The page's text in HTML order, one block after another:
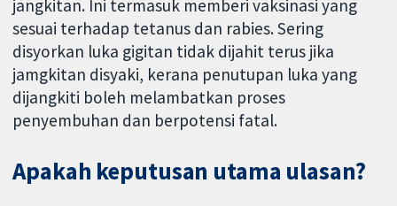
jangkitan. Ini termasuk memberi vaksinasi yang
sesuai terhadap tetanus dan rabies. Sering
disyorkan luka gigitan tidak dijahit terus jika
jamgkitan disyaki, kerana penutupan luka yang
dijangkiti boleh melambatkan proses
penyembuhan dan berpotensi fatal.
Apakah keputusan utama ulasan?